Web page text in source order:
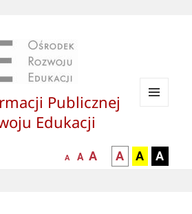
Publicznej
Edukacji
mniejsza
A
normalna
A
większa-
czcionka
A
kontrast
czarny
A
kontrast
czarny
A
żółty
A